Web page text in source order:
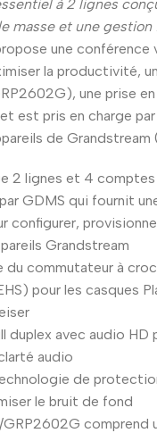
à 2 lignes
masse et une gestion
une conférence
la productivité,
une prise
est pris en charge
de Grandstream
2 lignes et 4 comptes
GDMS qui fournit
configurer,
Grandstream
du commutateur à
pour les casques
duplex avec audio HD
audio
de
le bruit de fond
comprend